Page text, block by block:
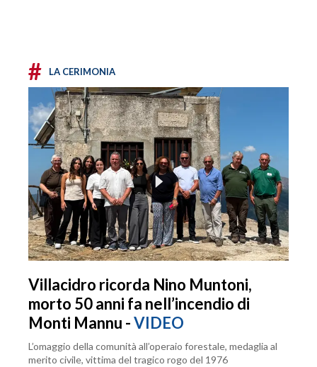
# LA CERIMONIA
Villacidro ricorda Nino Muntoni,
morto 50 anni fa nell’incendio di
Monti Mannu -VIDEO
L’omaggio della comunità all’operaio forestale, medaglia al
merito civile, vittima del tragico rogo del 1976